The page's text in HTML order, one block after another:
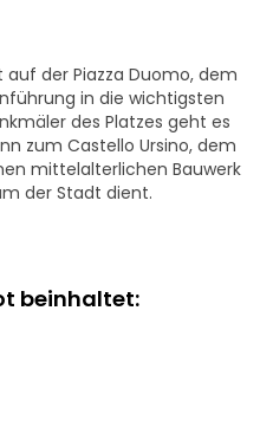
der Piazza Duomo, dem
in die wichtigsten
des Platzes geht es
zum Castello Ursino, dem
mittelalterlichen Bauwerk
der Stadt dient.
Via Crociferi, die
Piazza Università
die wir besuchen,
und zeigen den
Empfehlungen geben,
beinhaltet: